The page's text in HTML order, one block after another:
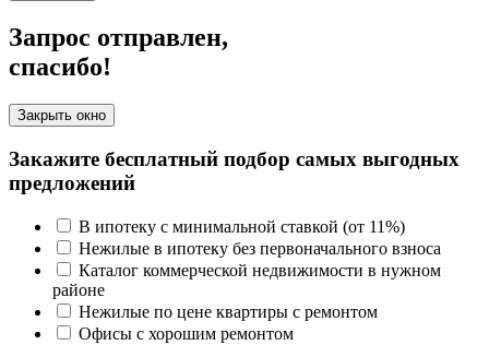
Запрос отправлен,
спасибо!
Закрыть окно
Закажите бесплатный подбор самых выгодных
предложений
В ипотеку с минимальной ставкой (от 11%)
Нежилые в ипотеку без первоначального взноса
Каталог коммерческой недвижимости в нужном
районе
Нежилые по цене квартиры с ремонтом
Офисы с хорошим ремонтом